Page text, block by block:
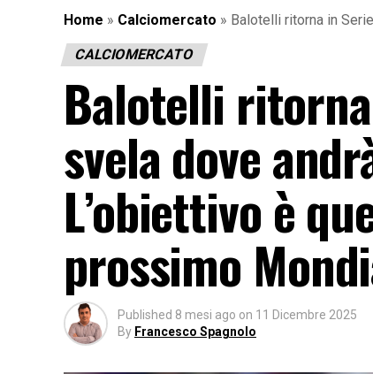
Home » Calciomercato » Balotelli ritorna in
CALCIOMERCATO
Balotelli
svela dove
L’obiettivo è
prossimo
Published 8 mesi ago on 11 Dicembre 2025
By Francesco Spagnolo